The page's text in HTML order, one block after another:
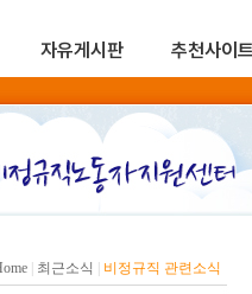
자유게시판 추천사이트
최근소식 비정규직 관련소식